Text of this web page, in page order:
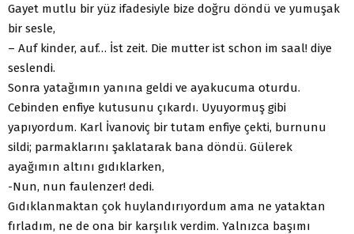
Gayet mutlu bir yüz ifadesiyle bize doğru döndü ve yumuşak
bir sesle,
– Auf kinder, auf… İst zeit. Die mutter ist schon im saal! diye
seslendi.
Sonra yatağımın yanına geldi ve ayakucuma oturdu.
Cebinden enfiye kutusunu çıkardı. Uyuyormuş gibi
yapıyordum. Karl İvanoviç bir tutam enfiye çekti, burnunu
sildi; parmaklarını şaklatarak bana döndü. Gülerek
ayağımın altını gıdıklarken,
-Nun, nun faulenzer! dedi.
Gıdıklanmaktan çok huylandırıyordum ama ne yataktan
fırladım, ne de ona bir karşılık verdim. Yalnızca başımı